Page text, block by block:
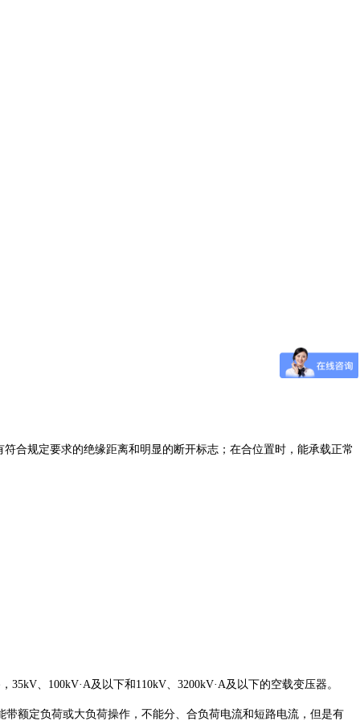
规定要求的绝缘距离和明显的断开标志；在合位置时，能承载正常
、100kV·A及以下和110kV、3200kV·A及以下的空载变压器。
带额定负荷或大负荷操作，不能分、合负荷电流和短路电流，但是有